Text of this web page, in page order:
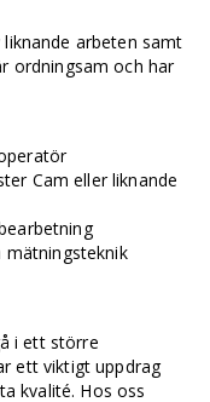
arbeten samt
ordningsam och har
Cam eller liknande
mätningsteknik
i ett större
ett viktigt uppdrag
kvalité. Hos oss